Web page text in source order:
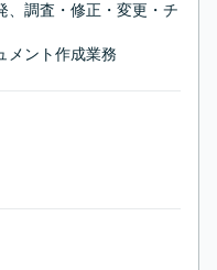
、調査・修正・変更・チ
メント作成業務